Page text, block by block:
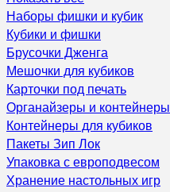
Наборы фишки и кубик
Кубики и фишки
Брусочки Дженга
Мешочки для кубиков
Карточки под печать
Органайзеры и контейнеры
Контейнеры для кубиков
Пакеты Зип Лок
Упаковка с европодвесом
Хранение настольных игр